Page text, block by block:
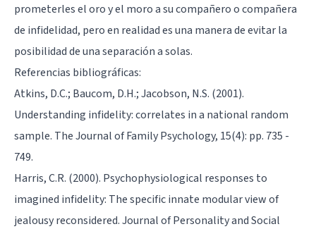
prometerles el oro y el moro a su compañero o compañera
de infidelidad, pero en realidad es una manera de evitar la
posibilidad de una separación a solas.
Referencias bibliográficas:
Atkins, D.C.; Baucom, D.H.; Jacobson, N.S. (2001).
Understanding infidelity: correlates in a national random
sample. The Journal of Family Psychology, 15(4): pp. 735 -
749.
Harris, C.R. (2000). Psychophysiological responses to
imagined infidelity: The specific innate modular view of
jealousy reconsidered. Journal of Personality and Social